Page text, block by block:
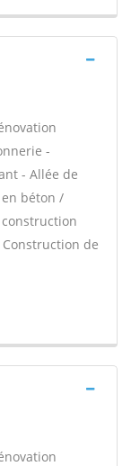
-
- Allée de
béton /
construction
de